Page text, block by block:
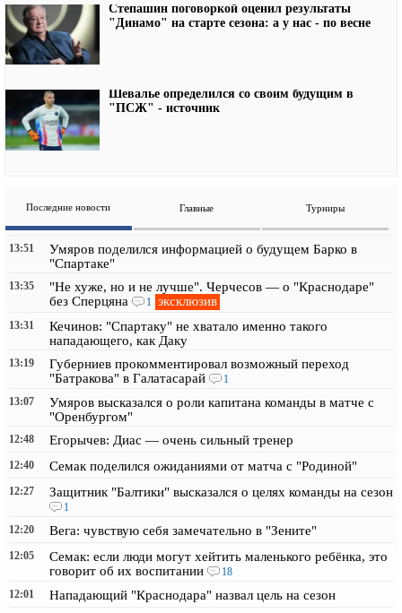
Степашин поговоркой оценил результаты
"Динамо" на старте сезона: а у нас - по весне
Шевалье определился со своим будущим в
"ПСЖ" - источник
Последние новости Главные Турниры
13:51
Умяров поделился информацией о будущем Барко в
"Спартаке"
13:35
"Не хуже, но и не лучше". Черчесов — о "Краснодаре"
без Сперцяна
1 эксклюзив
13:31
Кечинов: "Спартаку" не хватало именно такого
нападающего, как Даку
13:19
Губерниев прокомментировал возможный переход
"Батракова" в Галатасарай
1
13:07
Умяров высказался о роли капитана команды в матче с
"Оренбургом"
12:48 Егорычев: Диас — очень сильный тренер
12:40 Семак поделился ожиданиями от матча с "Родиной"
12:27 Защитник "Балтики" высказался о целях команды на сезон
1
12:20
Вега: чувствую себя замечательно в "Зените"
12:05
Семак: если люди могут хейтить маленького ребёнка, это
говорит об их воспитании
18
12:01
Нападающий "Краснодара" назвал цель на сезон